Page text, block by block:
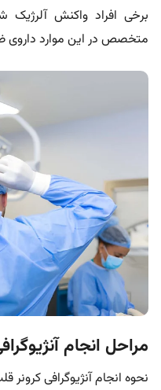
برخی افراد واکنش
متخصص در این موارد
مراحل انجام
نحوه انجام آنژیوگرافی